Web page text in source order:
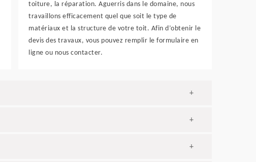
toiture, la réparation. Aguerris dans le domaine, nous
travaillons efficacement quel que soit le type de
matériaux et la structure de votre toit. Afin d’obtenir le
devis des travaux, vous pouvez remplir le formulaire en
ligne ou nous contacter.
+
+
+